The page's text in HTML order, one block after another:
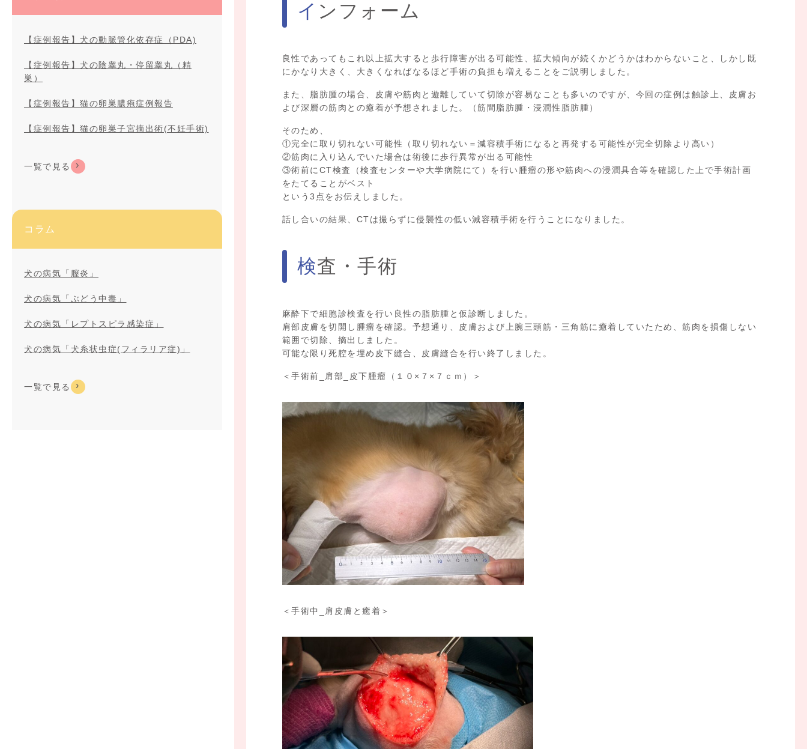
インフォーム
良性であってもこれ以上拡大すると歩行障害が出る可能性、拡大傾向が続くかどうかはわからないこと、しかし既
にかなり大きく、大きくなればなるほど手術の負担も増えることをご説明しました。
また、脂肪腫の場合、皮膚や筋肉と遊離していて切除が容易なことも多いのですが、今回の症例は触診上、皮膚お
よび深層の筋肉との癒着が予想されました。（筋間脂肪腫・浸潤性脂肪腫）
そのため、
①完全に取り切れない可能性（取り切れない＝減容積手術になると再発する可能性が完全切除より高い）
②筋肉に入り込んでいた場合は術後に歩行異常が出る可能性
③術前にCT検査（検査センターや大学病院にて）を行い腫瘤の形や筋肉への浸潤具合等を確認した上で手術計画
をたてることがベスト
という3点をお伝えしました。
話し合いの結果、CTは撮らずに侵襲性の低い減容積手術を行うことになりました。
検査・手術
麻酔下で細胞診検査を行い良性の脂肪腫と仮診断しました。
肩部皮膚を切開し腫瘤を確認。予想通り、皮膚および上腕三頭筋・三角筋に癒着していたため、筋肉を損傷しない
範囲で切除、摘出しました。
可能な限り死腔を埋め皮下縫合、皮膚縫合を行い終了しました。
＜手術前_肩部_皮下腫瘤 （１０×７×７ｃｍ） ＞
＜手術中_肩皮膚と癒着＞
【症例報告】犬の動脈管化依存症（PDA)
【症例報告】犬の陰睾丸・停留睾丸（精
巣）
【症例報告】猫の卵巣膿疱症例報告
【症例報告】猫の卵巣子宮摘出術(不妊手術)
一覧で見る
コラム
犬の病気「膣炎」
犬の病気「ぶどう中毒」
犬の病気「レプトスピラ感染症」
犬の病気「犬糸状虫症(フィラリア症)」
一覧で見る